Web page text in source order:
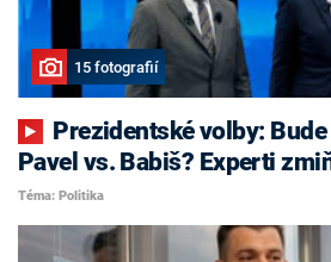
15 fotografií
Pavel vs. Babiš? Experti
Téma: Politika